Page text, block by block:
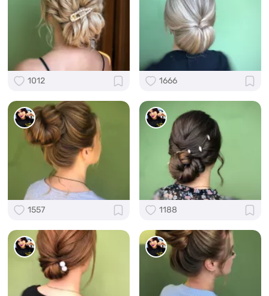
1012 1666
1557 1188